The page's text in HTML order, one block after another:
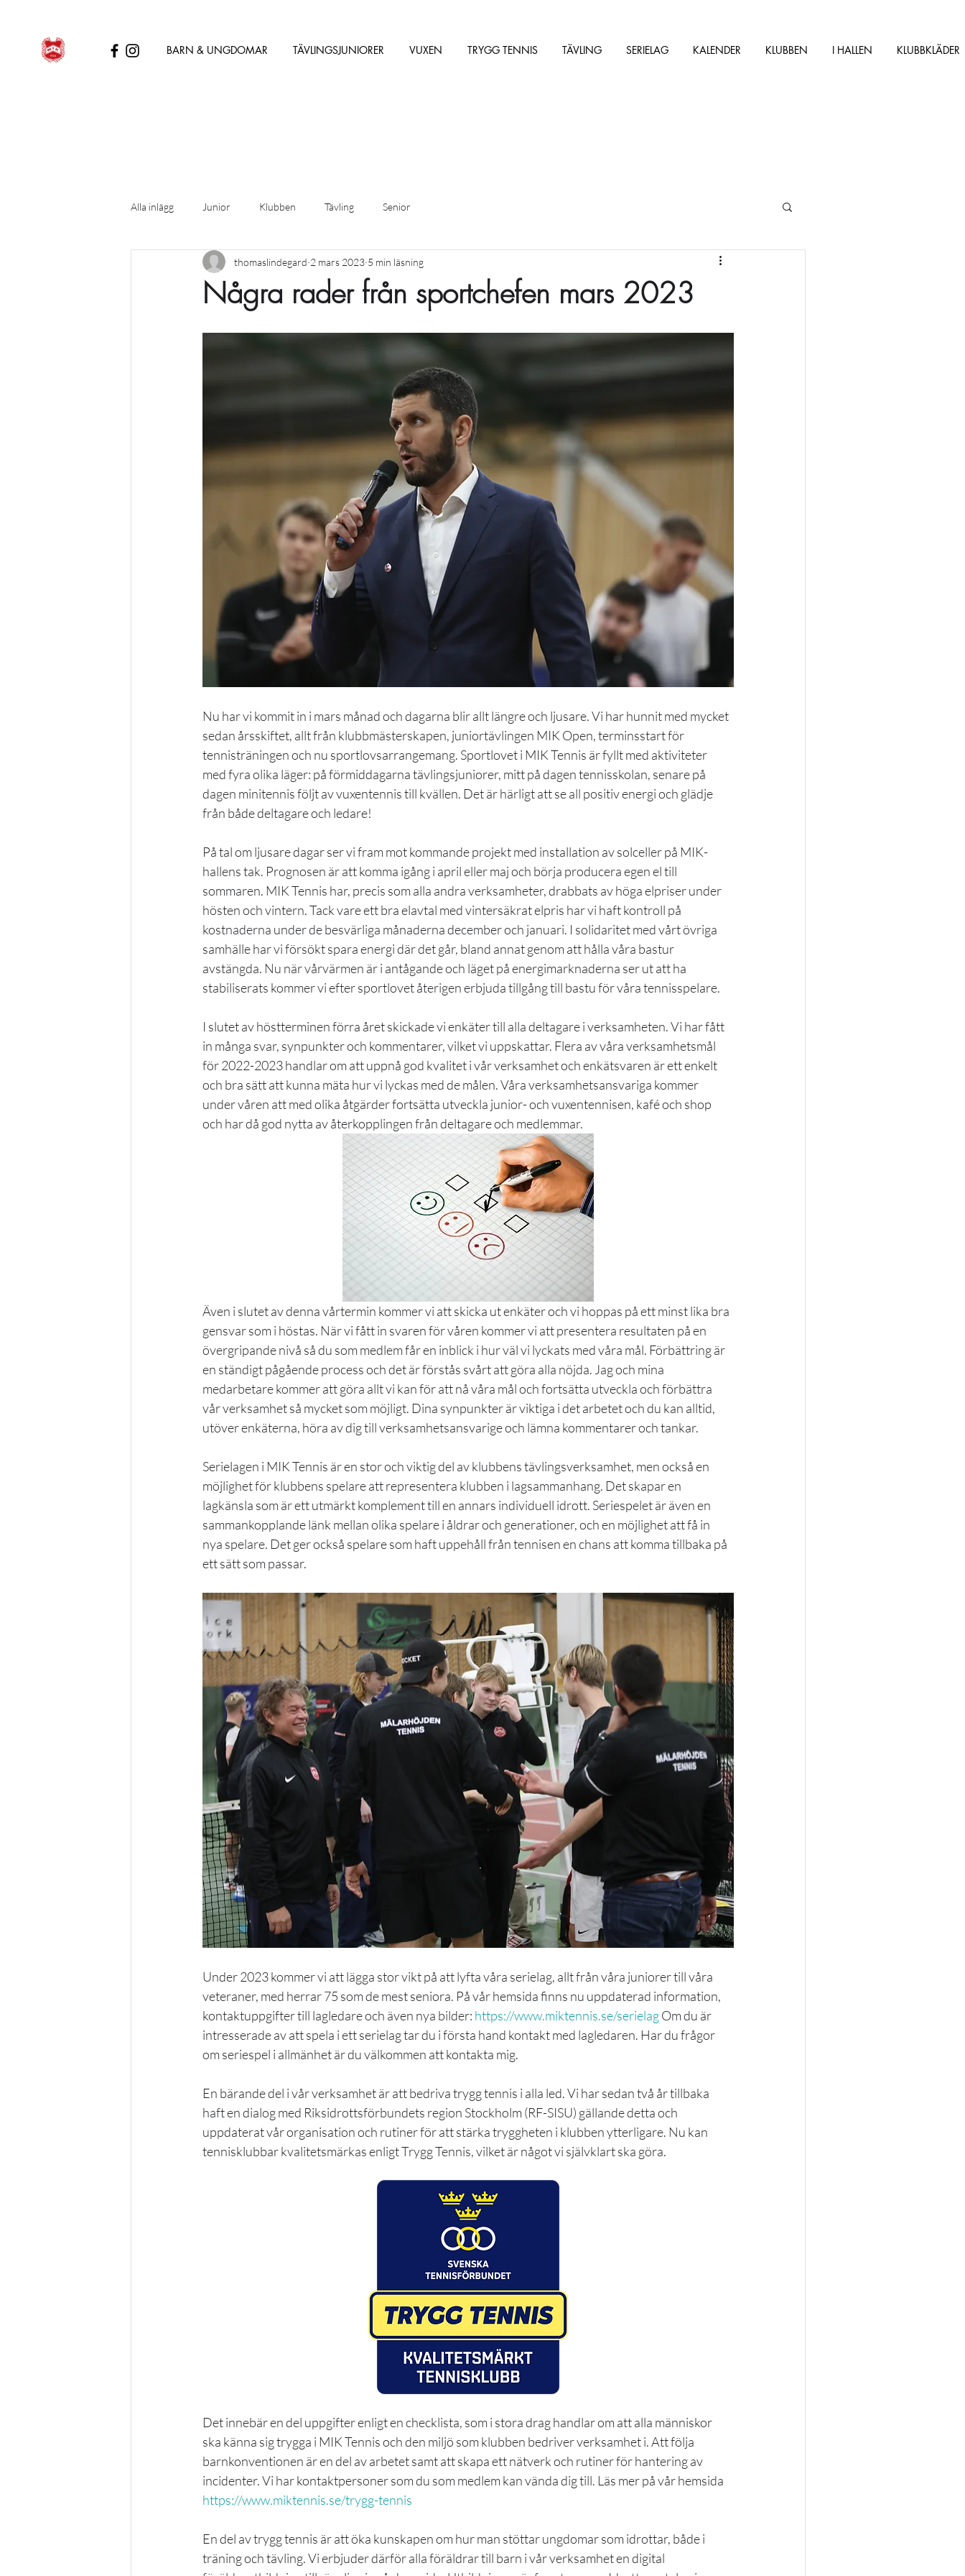
BARN & UNGDOMAR TÄVLINGSJUNIORER VUXEN TRYGG TENNIS TÄVLING SERIELAG KALENDER KLUBBEN I HALLEN KLUBBKLÄDER
Alla inlägg Junior Klubben Tävling Senior
Några rader från sportchefen mars 2023
thomaslindegard 2 mars 2023 5 min läsning
Nu har vi kommit in i mars månad och dagarna blir allt längre och ljusare. Vi har hunnit med mycket
sedan årsskiftet, allt från klubbmästerskapen, juniortävlingen MIK Open, terminsstart för
tennisträningen och nu sportlovsarrangemang. Sportlovet i MIK Tennis är fyllt med aktiviteter
med fyra olika läger: på förmiddagarna tävlingsjuniorer, mitt på dagen tennisskolan, senare på
dagen minitennis följt av vuxentennis till kvällen. Det är härligt att se all positiv energi och glädje
från både deltagare och ledare!
På tal om ljusare dagar ser vi fram mot kommande projekt med installation av solceller på MIK-
hallens tak. Prognosen är att komma igång i april eller maj och börja producera egen el till
sommaren. MIK Tennis har, precis som alla andra verksamheter, drabbats av höga elpriser under
hösten och vintern. Tack vare ett bra elavtal med vintersäkrat elpris har vi haft kontroll på
kostnaderna under de besvärliga månaderna december och januari. I solidaritet med vårt övriga
samhälle har vi försökt spara energi där det går, bland annat genom att hålla våra bastur
avstängda. Nu när vårvärmen är i antågande och läget på energimarknaderna ser ut att ha
stabiliserats kommer vi efter sportlovet återigen erbjuda tillgång till bastu för våra tennisspelare.
I slutet av höstterminen förra året skickade vi enkäter till alla deltagare i verksamheten. Vi har fått
in många svar, synpunkter och kommentarer, vilket vi uppskattar. Flera av våra verksamhetsmål
för 2022-2023 handlar om att uppnå god kvalitet i vår verksamhet och enkätsvaren är ett enkelt
och bra sätt att kunna mäta hur vi lyckas med de målen. Våra verksamhetsansvariga kommer
under våren att med olika åtgärder fortsätta utveckla junior- och vuxentennisen, kafé och shop
och har då god nytta av återkopplingen från deltagare och medlemmar.
Även i slutet av denna vårtermin kommer vi att skicka ut enkäter och vi hoppas på ett minst lika bra
gensvar som i höstas. När vi fått in svaren för våren kommer vi att presentera resultaten på en
övergripande nivå så du som medlem får en inblick i hur väl vi lyckats med våra mål. Förbättring är
en ständigt pågående process och det är förstås svårt att göra alla nöjda. Jag och mina
medarbetare kommer att göra allt vi kan för att nå våra mål och fortsätta utveckla och förbättra
vår verksamhet så mycket som möjligt. Dina synpunkter är viktiga i det arbetet och du kan alltid,
utöver enkäterna, höra av dig till verksamhetsansvarige och lämna kommentarer och tankar.
Serielagen i MIK Tennis är en stor och viktig del av klubbens tävlingsverksamhet, men också en
möjlighet för klubbens spelare att representera klubben i lagsammanhang. Det skapar en
lagkänsla som är ett utmärkt komplement till en annars individuell idrott. Seriespelet är även en
sammankopplande länk mellan olika spelare i åldrar och generationer, och en möjlighet att få in
nya spelare. Det ger också spelare som haft uppehåll från tennisen en chans att komma tillbaka på
ett sätt som passar.
Under 2023 kommer vi att lägga stor vikt på att lyfta våra serielag, allt från våra juniorer till våra
veteraner, med herrar 75 som de mest seniora. På vår hemsida finns nu uppdaterad information,
kontaktuppgifter till lagledare och även nya bilder: https://www.miktennis.se/serielag Om du är
intresserade av att spela i ett serielag tar du i första hand kontakt med lagledaren. Har du frågor
om seriespel i allmänhet är du välkommen att kontakta mig.
En bärande del i vår verksamhet är att bedriva trygg tennis i alla led. Vi har sedan två år tillbaka
haft en dialog med Riksidrottsförbundets region Stockholm (RF-SISU) gällande detta och
uppdaterat vår organisation och rutiner för att stärka tryggheten i klubben ytterligare. Nu kan
tennisklubbar kvalitetsmärkas enligt Trygg Tennis, vilket är något vi självklart ska göra.
Det innebär en del uppgifter enligt en checklista, som i stora drag handlar om att alla människor
ska känna sig trygga i MIK Tennis och den miljö som klubben bedriver verksamhet i. Att följa
barnkonventionen är en del av arbetet samt att skapa ett nätverk och rutiner för hantering av
incidenter. Vi har kontaktpersoner som du som medlem kan vända dig till. Läs mer på vår hemsida
https://www.miktennis.se/trygg-tennis
En del av trygg tennis är att öka kunskapen om hur man stöttar ungdomar som idrottar, både i
träning och tävling. Vi erbjuder därför alla föräldrar till barn i vår verksamhet en digital